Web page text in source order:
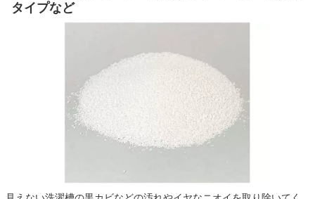
タイプなど